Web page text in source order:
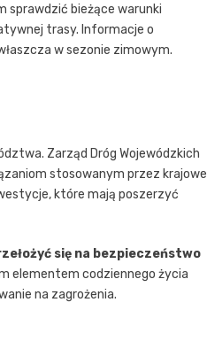
sprawdzić bieżące warunki
trasy. Informacje o
w sezonie zimowym.
Zarząd Dróg Wojewódzkich
stosowanym przez krajowe
które mają poszerzyć
się na bezpieczeństwo
elementem codziennego życia
na zagrożenia.